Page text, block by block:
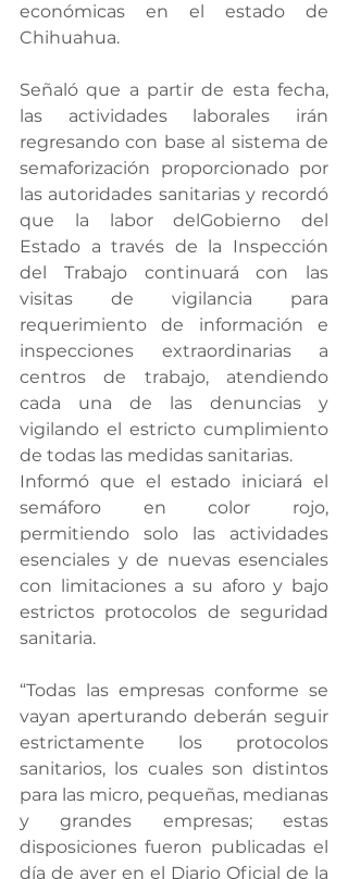
económicas en el estado de
Chihuahua.
Señaló que a partir de esta fecha,
las actividades laborales irán
regresando con base al sistema de
semaforización proporcionado por
las autoridades sanitarias y recordó
que la labor delGobierno del
Estado a través de la Inspección
del Trabajo continuará con las
visitas de vigilancia para
requerimiento de información e
inspecciones extraordinarias a
centros de trabajo, atendiendo
cada una de las denuncias y
vigilando el estricto cumplimiento
de todas las medidas sanitarias.
Informó que el estado iniciará el
semáforo en color rojo,
permitiendo solo las actividades
esenciales y de nuevas esenciales
con limitaciones a su aforo y bajo
estrictos protocolos de seguridad
sanitaria.
“Todas las empresas conforme se
vayan aperturando deberán seguir
estrictamente los protocolos
sanitarios, los cuales son distintos
para las micro, pequeñas, medianas
y grandes empresas; estas
disposiciones fueron publicadas el
día de ayer en el Diario Oficial de la